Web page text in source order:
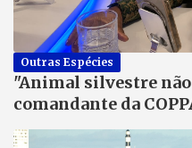
Outras Espécies
"Animal silvestre
comandante da